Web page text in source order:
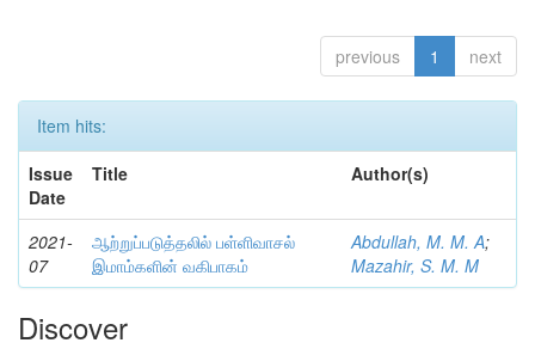
previous 1 next
Item hits:
Issue
Date
Title Author(s)
2021-
07
ஆற்றுப்படுத்தலில் பள்ளிவாசல்
இமாம்களின் வகிபாகம்
Abdullah, M. M. A;
Mazahir, S. M. M
Discover